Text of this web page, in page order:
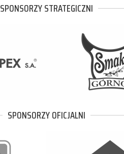
SPONSORZY STRATEGICZNI
SPONSORZY OFICJALNI